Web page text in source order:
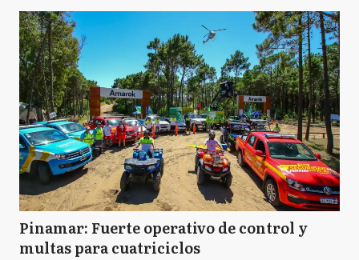
Pinamar: Fuerte operativo de control y
multas para cuatriciclos